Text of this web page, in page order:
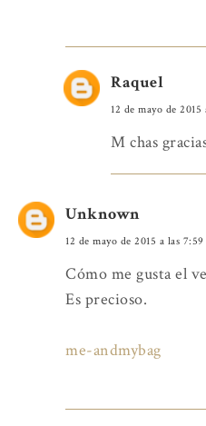
Raquel
12 de mayo de 2015
M chas
Unknown
12 de mayo de 2015 a las 7:59
Cómo me gusta el
Es precioso.
me-andmybag